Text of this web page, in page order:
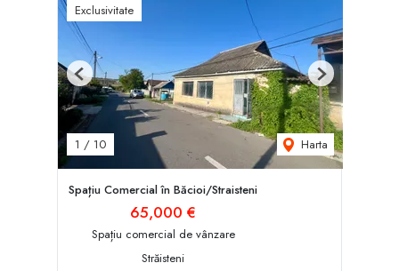
Exclusivitate
1 / 10 Harta
Previous Next
Spațiu Comercial în Băcioi/Straisteni
65,000 €
Spațiu comercial de vânzare
Străisteni